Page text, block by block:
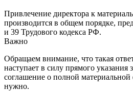
Привлечение директора к
производится в общем порядке,
и 39 Трудового кодекса РФ.
Важно
Обращаем внимание, что такая
наступает в силу прямого указания
соглашение о полной материальной
нужно.